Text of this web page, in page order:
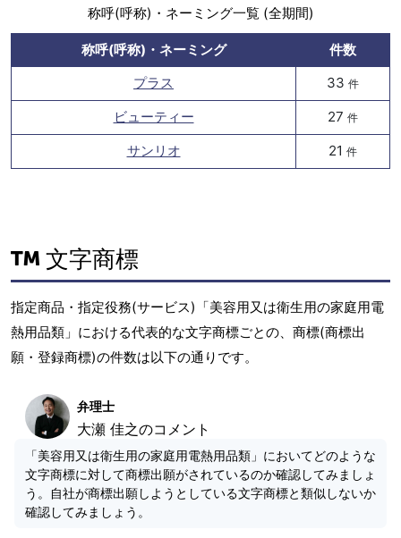
称呼(呼称)・ネーミング一覧 (全期間)
称呼(呼称)・ネーミング
件数
プラス
33 件
ビューティー 27 件
サンリオ 21 件
文字商標
指定商品・指定役務(サービス)「美容用又は衛生用の家庭用電
熱用品類」における代表的な文字商標ごとの、商標(商標出
願・登録商標)の件数は以下の通りです。
弁理士
大瀬 佳之のコメント
「美容用又は衛生用の家庭用電熱用品類」においてどのような
文字商標に対して商標出願がされているのか確認してみましょ
う。自社が商標出願しようとしている文字商標と類似しないか
確認してみましょう。